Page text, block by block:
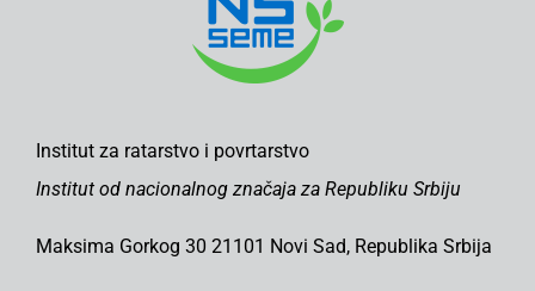
Institut za ratarstvo i povrtarstvo
Institut od nacionalnog značaja za Republiku Srbiju
Maksima Gorkog 30 21101 Novi Sad, Republika Srbija